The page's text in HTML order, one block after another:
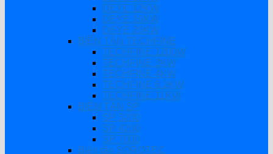
DEYE 12KW
DEYE 16KW
DEYE 20KW
BIẾN TẦN TECHFINE
TECHFINE 1200W
TECHFINE 3KW
TECHFINE 4KW
TECHFINE 6.2KW
TECHFINE 11KW
BIẾN TẦN SP
SP 3200
SP 4200
SP 7000
Biến tần SOROTEC